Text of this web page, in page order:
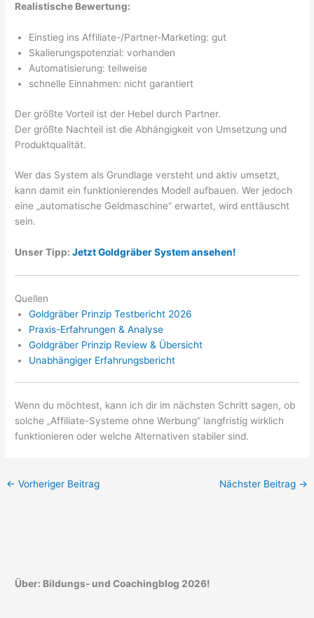
Realistische Bewertung:
Einstieg ins Affiliate-/Partner-Marketing: gut
Skalierungspotenzial: vorhanden
Automatisierung: teilweise
schnelle Einnahmen: nicht garantiert
Der größte Vorteil ist der Hebel durch Partner.
Der größte Nachteil ist die Abhängigkeit von Umsetzung und
Produktqualität.
Wer das System als Grundlage versteht und aktiv umsetzt,
kann damit ein funktionierendes Modell aufbauen. Wer jedoch
eine „automatische Geldmaschine“ erwartet, wird enttäuscht
sein.
Unser Tipp:Jetzt Goldgräber System ansehen!
Quellen
Goldgräber Prinzip Testbericht 2026
Praxis-Erfahrungen & Analyse
Goldgräber Prinzip Review & Übersicht
Unabhängiger Erfahrungsbericht
Wenn du möchtest, kann ich dir im nächsten Schritt sagen, ob
solche „Affiliate-Systeme ohne Werbung“ langfristig wirklich
funktionieren oder welche Alternativen stabiler sind.
← Vorheriger Beitrag Nächster Beitrag →
Über: Bildungs- und Coachingblog 2026!